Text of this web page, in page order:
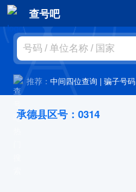
查号吧
推荐：中间四位查询 |骗子号码
承德县区号：0314